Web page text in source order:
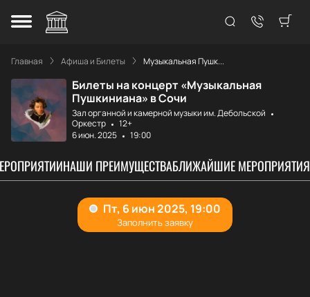
Главная Афиша и Билеты Музыкальная Пушк...
Билеты на концерт «Музыкальная
Пушкиниана» в Сочи
Зал органной и камерной музыки им. Дебольской
Оркестр
12+
6 июн. 2025
19:00
НАШИ ПРЕИМУЩЕСТВАБЛИЖАЙШИЕ МЕРОПРИЯТИЯ